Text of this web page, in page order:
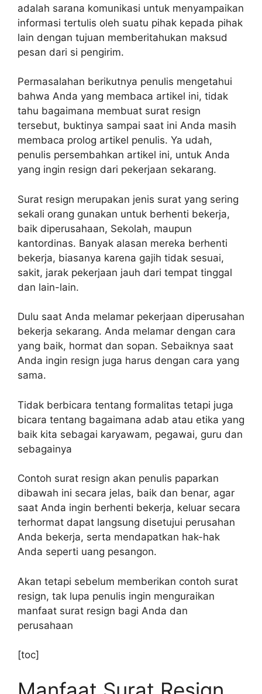
adalah sarana komunikasi untuk menyampaikan
informasi tertulis oleh suatu pihak kepada pihak
lain dengan tujuan memberitahukan maksud
pesan dari si pengirim.
Permasalahan berikutnya penulis mengetahui
bahwa Anda yang membaca artikel ini, tidak
tahu bagaimana membuat surat resign
tersebut, buktinya sampai saat ini Anda masih
membaca prolog artikel penulis. Ya udah,
penulis persembahkan artikel ini, untuk Anda
yang ingin resign dari pekerjaan sekarang.
Surat resign merupakan jenis surat yang sering
sekali orang gunakan untuk berhenti bekerja,
baik diperusahaan, Sekolah, maupun
kantordinas. Banyak alasan mereka berhenti
bekerja, biasanya karena gajih tidak sesuai,
sakit, jarak pekerjaan jauh dari tempat tinggal
dan lain-lain.
Dulu saat Anda melamar pekerjaan diperusahan
bekerja sekarang. Anda melamar dengan cara
yang baik, hormat dan sopan. Sebaiknya saat
Anda ingin resign juga harus dengan cara yang
sama.
Tidak berbicara tentang formalitas tetapi juga
bicara tentang bagaimana adab atau etika yang
baik kita sebagai karyawam, pegawai, guru dan
sebagainya
Contoh surat resign akan penulis paparkan
dibawah ini secara jelas, baik dan benar, agar
saat Anda ingin berhenti bekerja, keluar secara
terhormat dapat langsung disetujui perusahan
Anda bekerja, serta mendapatkan hak-hak
Anda seperti uang pesangon.
Akan tetapi sebelum memberikan contoh surat
resign, tak lupa penulis ingin menguraikan
manfaat surat resign bagi Anda dan
perusahaan
[toc]